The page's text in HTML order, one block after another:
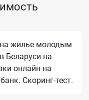
жилье молодым
Беларуси на
онлайн на
Скоринг-тест.